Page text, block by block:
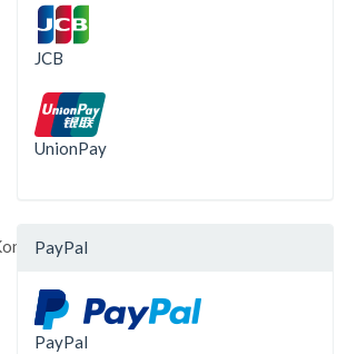
JCB
UnionPay
PayPal
PayPal